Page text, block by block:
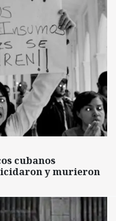
cubanos
y murieron